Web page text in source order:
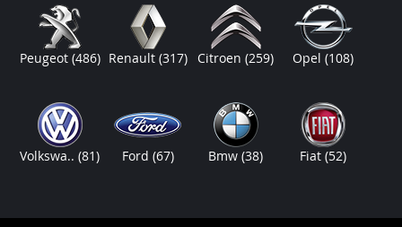
Peugeot (486) Renault (317) Citroen(259) Opel(108)
Volkswa..(81) Ford (67) Bmw(38) Fiat(52)